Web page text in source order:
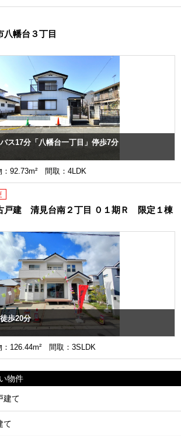
幡台３丁目
ス17分「八幡台一丁目」停歩7分
：92.73m² 間取：4LDK
戸建 清見台南２丁目 ０１期Ｒ 限定１棟
歩20分
：126.44m² 間取：3SLDK
物件
建て
て